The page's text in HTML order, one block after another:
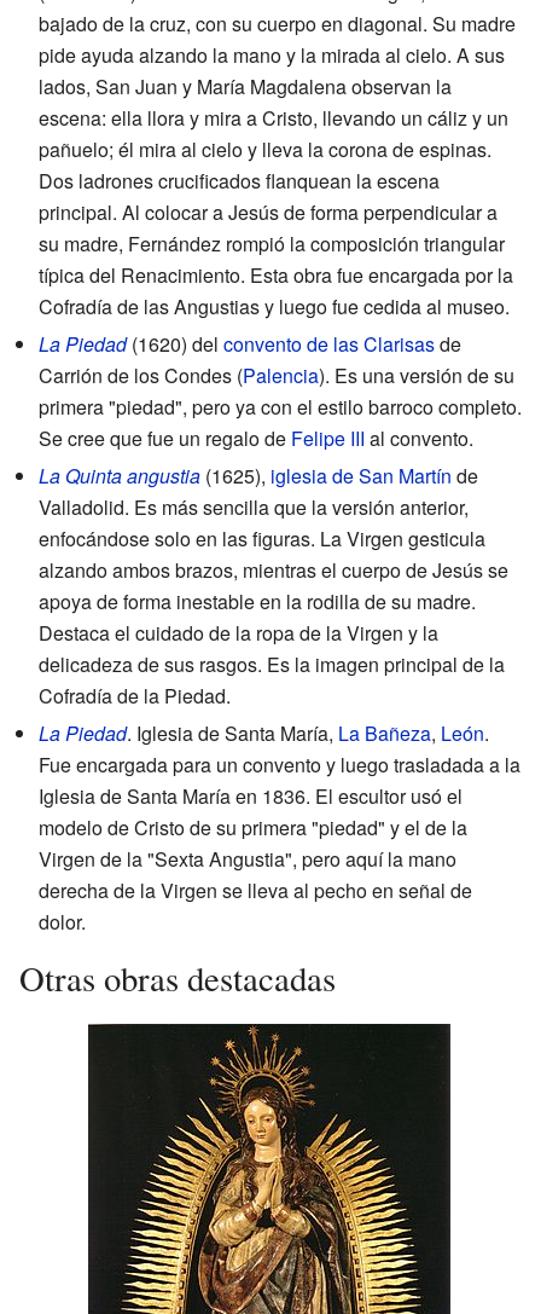
bajado de la cruz, con su cuerpo en diagonal. Su madre
pide ayuda alzando la mano y la mirada al cielo. A sus
lados, San Juan y María Magdalena observan la
escena: ella llora y mira a Cristo, llevando un cáliz y un
pañuelo; él mira al cielo y lleva la corona de espinas.
Dos ladrones crucificados flanquean la escena
principal. Al colocar a Jesús de forma perpendicular a
su madre, Fernández rompió la composición triangular
típica del Renacimiento. Esta obra fue encargada por la
Cofradía de las Angustias y luego fue cedida al museo.
La Piedad(1620) del convento de las Clarisasde
Carrión de los Condes (Palencia). Es una versión de su
primera "piedad", pero ya con el estilo barroco completo.
Se cree que fue un regalo de Felipe III al convento.
La Quinta angustia (1625), iglesia de San Martín de
Valladolid. Es más sencilla que la versión anterior,
enfocándose solo en las figuras. La Virgen gesticula
alzando ambos brazos, mientras el cuerpo de Jesús se
apoya de forma inestable en la rodilla de su madre.
Destaca el cuidado de la ropa de la Virgen y la
delicadeza de sus rasgos. Es la imagen principal de la
Cofradía de la Piedad.
La Piedad. Iglesia de Santa María, La Bañeza, León.
Fue encargada para un convento y luego trasladada a la
Iglesia de Santa María en 1836. El escultor usó el
modelo de Cristo de su primera "piedad" y el de la
Virgen de la "Sexta Angustia", pero aquí la mano
derecha de la Virgen se lleva al pecho en señal de
dolor.
Otras obras destacadas